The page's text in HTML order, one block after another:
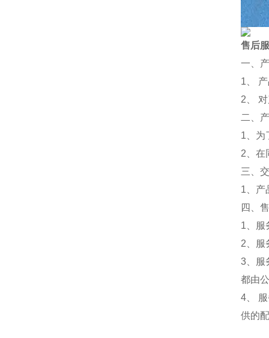
售后
一、
1、
2、
二、
1、为
2、在
三、
1、产
四、
1、服
2、服
3、服
都由
4、
供的